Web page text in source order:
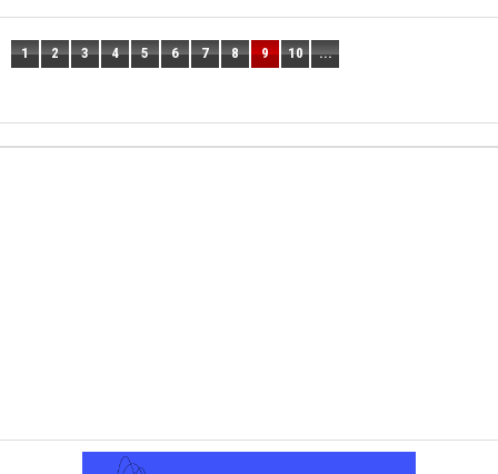
1 2 3 4 5 6 7 8 9 10 ...